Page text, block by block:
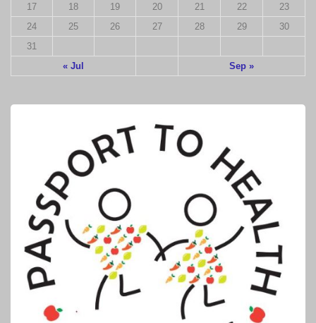
17
18 19 20 21 22
23
24
25 26 27 28 29
30
31
« Jul
Sep »